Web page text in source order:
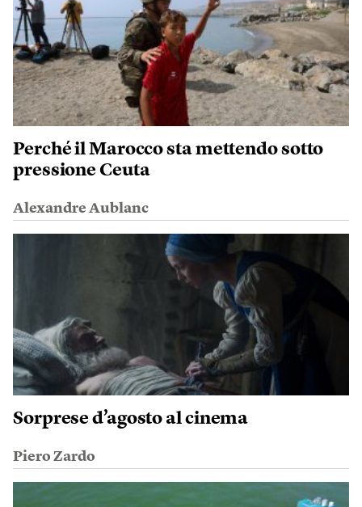
Perché il Marocco sta mettendo sotto
pressione Ceuta
Alexandre Aublanc
Sorprese d’agosto al cinema
Piero Zardo